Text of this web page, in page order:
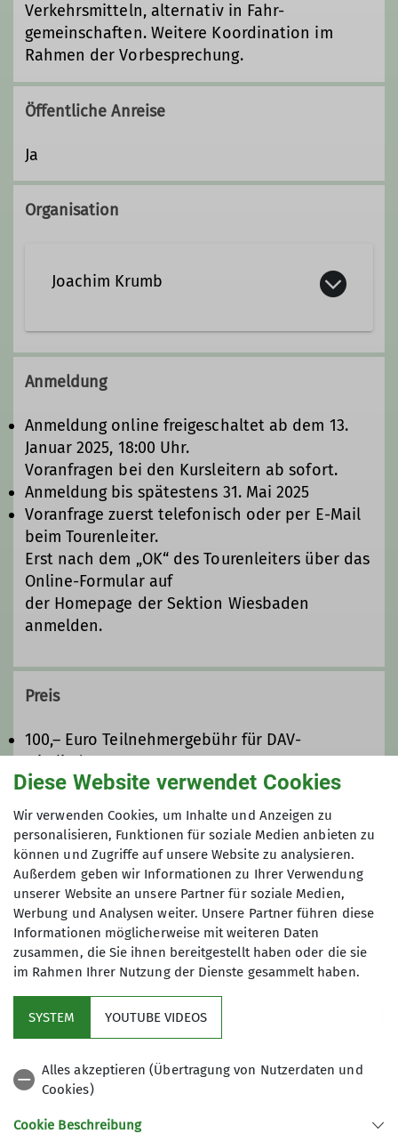
Verkehrsmitteln, alternativ in Fahr-
gemeinschaften. Weitere Koordination im
Rahmen der Vorbesprechung.
Öffentliche Anreise
Ja
Organisation
Joachim Krumb
01795996911
Anmeldung
Anmeldung online freigeschaltet ab dem 13.
Januar 2025, 18:00 Uhr.
Voranfragen bei den Kursleitern ab sofort.
Anmeldung bis spätestens 31. Mai 2025
Voranfrage zuerst telefonisch oder per E-Mail
beim Tourenleiter.
Erst nach dem „OK“ des Tourenleiters über das
Online-Formular auf
der Homepage der Sektion Wiesbaden
anmelden.
Preis
100,– Euro Teilnehmergebühr für DAV-
Mitglieder
(s. Teilnahmebedingungen) zzgl. Anreise,
Unterkunft, Verpflegung
Maximale Teilnehmeranzahl
8
Aktuelles
Diese Website verwendet Cookies
Wir verwenden Cookies, um Inhalte und Anzeigen zu
personalisieren, Funktionen für soziale Medien anbieten zu
können und Zugriffe auf unsere Website zu analysieren.
Außerdem geben wir Informationen zu Ihrer Verwendung
unserer Website an unsere Partner für soziale Medien,
Werbung und Analysen weiter. Unsere Partner führen diese
Informationen möglicherweise mit weiteren Daten
zusammen, die Sie ihnen bereitgestellt haben oder die sie
im Rahmen Ihrer Nutzung der Dienste gesammelt haben.
SYSTEM YOUTUBE VIDEOS
Alles akzeptieren (Übertragung von Nutzerdaten und
Cookies)
Cookie Beschreibung